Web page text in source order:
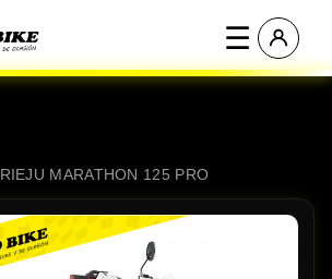
☰
RIEJU MARATHON 125 PRO